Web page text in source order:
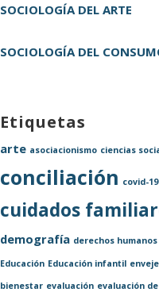
SOCIOLOGÍA DEL ARTE
SOCIOLOGÍA DEL
Etiquetas
arte asociacionismo ciencias
conciliación covid-19
cuidados
demografía derechos humanos
Educación Educación infantil
bienestar evaluación evaluación